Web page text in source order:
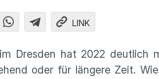
LINK
Dresden hat 2022 deutlich
oder für längere Zeit.